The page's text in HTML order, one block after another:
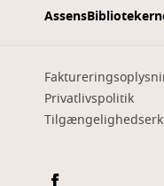
Privatlivspolitik